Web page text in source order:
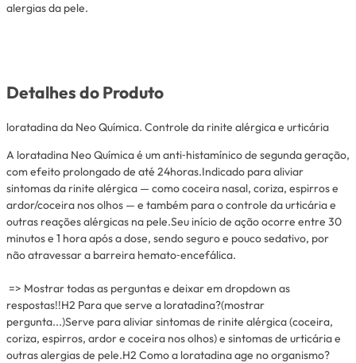
alergias da pele.
Detalhes do Produto
loratadina da Neo Química. Controle da rinite alérgica e urticária
A loratadina Neo Química é um anti‑histamínico de segunda geração,
com efeito prolongado de até 24horas.Indicado para aliviar
sintomas da rinite alérgica — como coceira nasal, coriza, espirros e
ardor/coceira nos olhos — e também para o controle da urticária e
outras reações alérgicas na pele.Seu início de ação ocorre entre 30
minutos e 1 hora após a dose, sendo seguro e pouco sedativo, por
não atravessar a barreira hemato‑encefálica.
=> Mostrar todas as perguntas e deixar em dropdown as
respostas!!H2 Para que serve a loratadina?(mostrar
pergunta...)Serve para aliviar sintomas de rinite alérgica (coceira,
coriza, espirros, ardor e coceira nos olhos) e sintomas de urticária e
outras alergias de pele.H2 Como a loratadina age no organismo?